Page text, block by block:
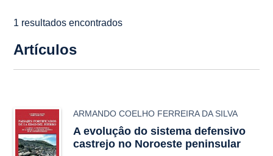
1 resultados encontrados
Artículos
ARMANDO COELHO FERREIRA DA SILVA
A evoluçâo do sistema defensivo
castrejo no Noroeste peninsular